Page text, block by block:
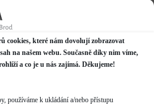
cookies, které nám dovolují zobrazovat
na našem webu. Současně díky nim víme,
a co je u nás zajímá. Děkujeme!
používáme k ukládání a/nebo přístupu